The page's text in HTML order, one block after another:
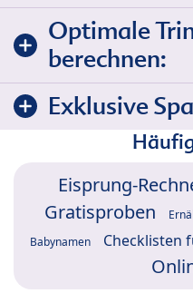
Optimale
berechnen:
Exklusive
Eisprung-
Gratisproben
Babynamen Checklisten